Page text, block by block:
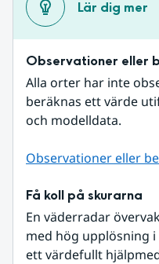
Lär dig mer
Observationer eller
Alla orter har inte
beräknas ett värde
och modelldata.
Observationer eller
Få koll på skurarna
En väderradar
med hög upplösning
ett värdefullt